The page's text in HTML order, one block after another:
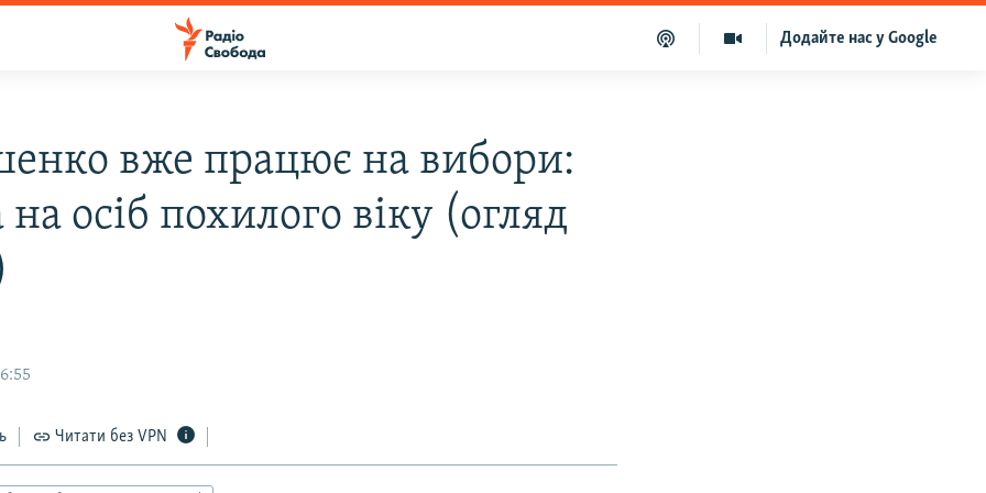
Додайте нас у Google
вже працює на вибори:
на осіб похилого віку (огляд
Читати без VPN